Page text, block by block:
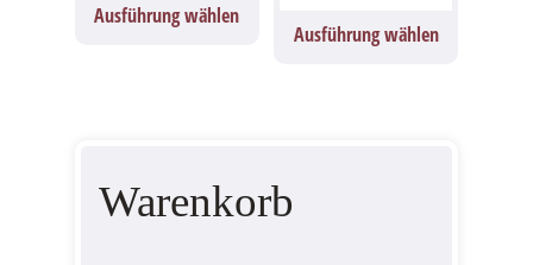
Ausführung wählen
Ausführung wählen
Warenkorb